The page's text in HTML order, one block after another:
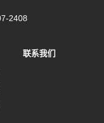
2408
联系我们